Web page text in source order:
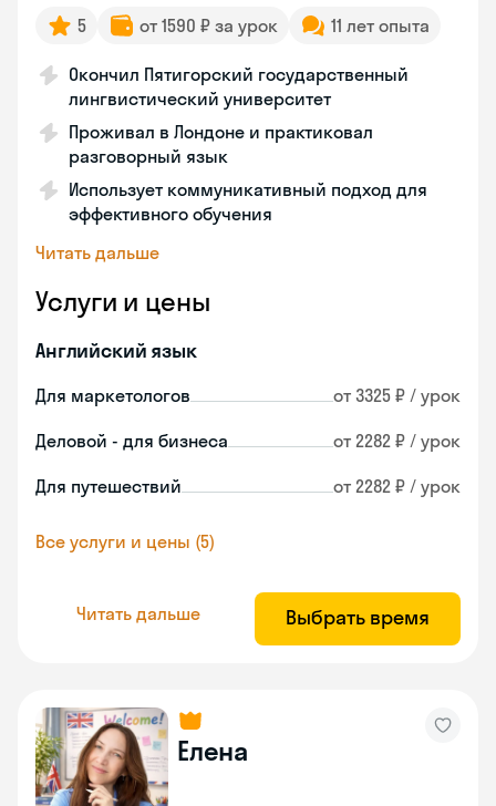
5 от 1590 ₽ за урок 11 лет опыта
Окончил Пятигорский государственный
лингвистический университет
Проживал в Лондоне и практиковал
разговорный язык
Использует коммуникативный подход для
эффективного обучения
Читать дальше
Услуги и цены
Английский язык
Для маркетологов от 3325 ₽ / урок
Деловой - для бизнеса от 2282 ₽ / урок
Для путешествий от 2282 ₽ / урок
Все услуги и цены (5)
Читать дальше Выбрать время
Елена